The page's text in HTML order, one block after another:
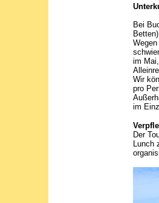
Bei
im
Wir
pro
im
Der
Lunch